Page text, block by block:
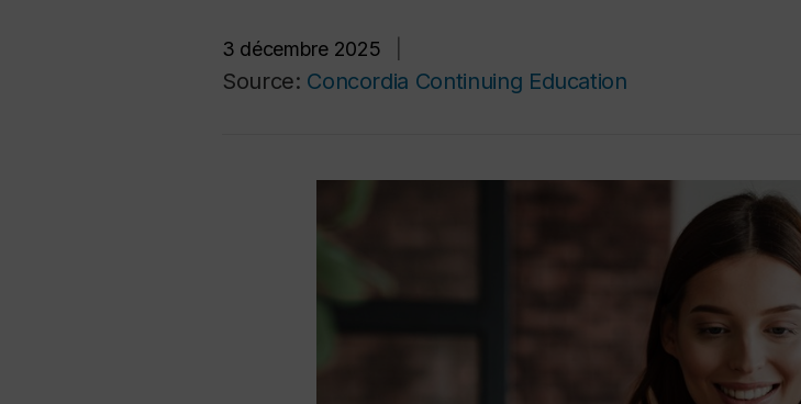
3 décembre 2025
Source: Concordia Continuing Education